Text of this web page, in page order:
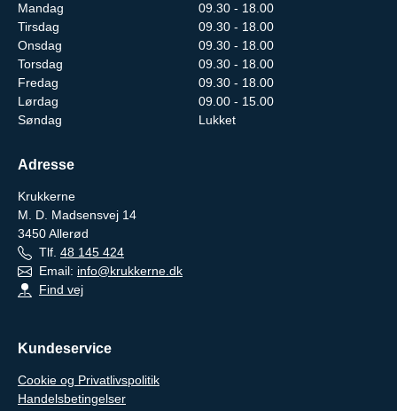
Mandag
09.30 - 18.00
Tirsdag
09.30 - 18.00
Onsdag
09.30 - 18.00
Torsdag
09.30 - 18.00
Fredag
09.30 - 18.00
Lørdag
09.00 - 15.00
Søndag
Lukket
Adresse
Krukkerne
M. D. Madsensvej 14
3450Allerød
Tlf. 48 145 424
Email: info@krukkerne.dk
Find vej
Kundeservice
Cookie og Privatlivspolitik
Handelsbetingelser